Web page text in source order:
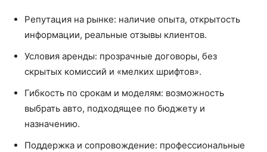
Репутация на рынке: наличие опыта, открытость
информации, реальные отзывы клиентов.
Условия аренды: прозрачные договоры, без
скрытых комиссий и «мелких шрифтов».
Гибкость по срокам и моделям: возможность
выбрать авто, подходящее по бюджету и
назначению.
Поддержка и сопровождение: профессиональные